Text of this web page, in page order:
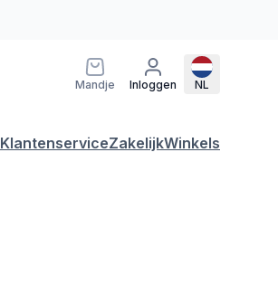
Mandje Inloggen NL
KlantenserviceZakelijkWinkels